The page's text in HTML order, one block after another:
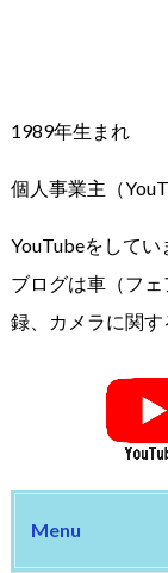
1989年生まれ
個人事業主（
YouTubeをしてい
ブログは車（フ
録、カメラに関す
Menu